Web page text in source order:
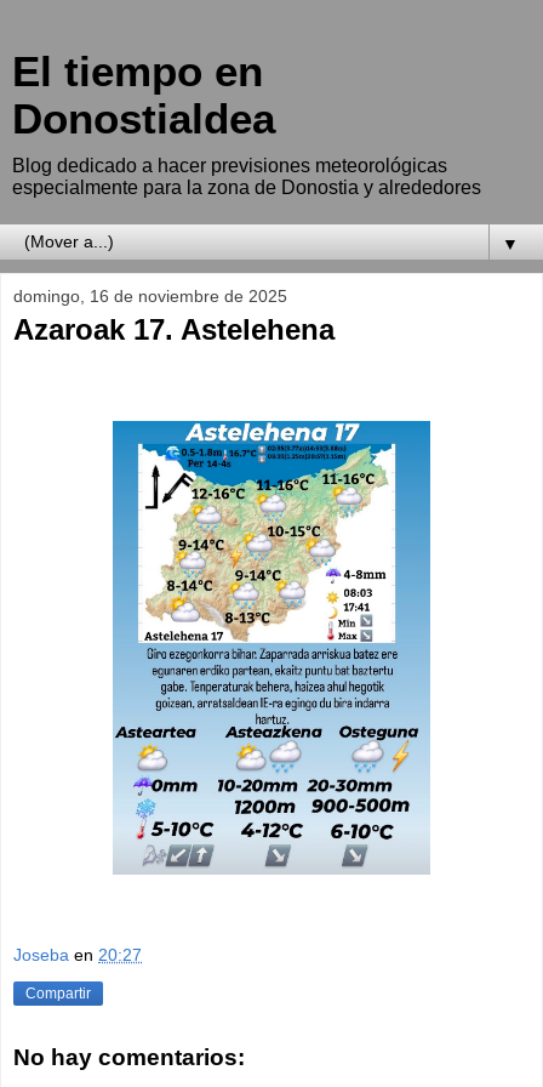
El tiempo en
Donostialdea
Blog dedicado a hacer previsiones meteorológicas
especialmente para la zona de Donostia y alrededores
▼
domingo, 16 de noviembre de 2025
Azaroak 17. Astelehena
Joseba en 20:27
Compartir
No hay comentarios: